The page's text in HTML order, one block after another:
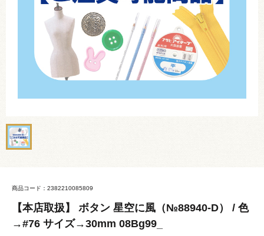
商品コード：2382210085809
【本店取扱】 ボタン 星空に風（№88940-D） / 色
→#76 サイズ→30mm 08Bg99_